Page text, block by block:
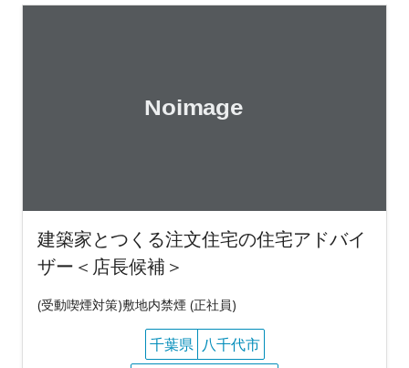
建築家とつくる注文住宅の住宅アドバイ
ザー＜店長候補＞
(受動喫煙対策)敷地内禁煙 (正社員)
千葉県 八千代市